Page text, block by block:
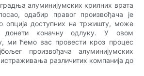
алуминијумских крилних врата
одабир правог произвођача је
опција доступних на тржишту, може
донети коначну одлуку. У овом
ми ћемо вас провести кроз процес
произвођача алуминијумских
различитих компанија до